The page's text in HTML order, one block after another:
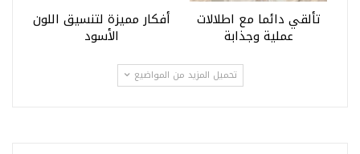
تألقي دائما مع اطلالات
عملية وجذابة
أفكار مميزة لتنسيق اللون
الأسود
تحميل المزيد من المواضيع